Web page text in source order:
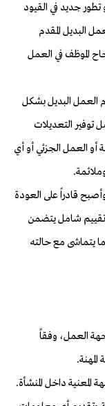
جديد في القيود
البديل المقدم
الموظف في العمل
العمل البديل بشكل
التعديلات
أو العمل الجزئي أو أي
قادراً على العودة
شامل يتضمن
يتماشى مع حالته
جهة العمل، وفقاً